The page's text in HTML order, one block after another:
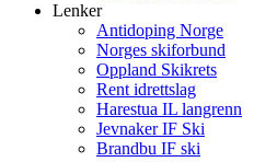
Lenker
Antidoping Norge
Norges skiforbund
Oppland Skikrets
Rent idrettslag
Harestua IL langrenn
Jevnaker IF Ski
Brandbu IF ski